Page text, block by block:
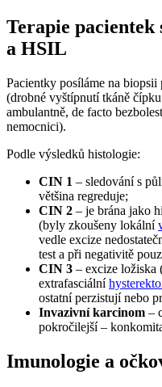
Terapie pacientek
a HSIL
Pacientky posíláme na
(drobné vyštípnutí tkáně
ambulantně, de facto
nemocnici).
Podle výsledků histologie:
CIN 1 – sledování s
většina regreduje;
CIN 2 – je brána jako
(byly zkoušeny lokální
vedle excize
test a při negativitě
CIN 3 – excize ložiska
extrafasciální
ostatní perzistují nebo
Invazivní karcinom –
pokročilejší –
Imunologie a